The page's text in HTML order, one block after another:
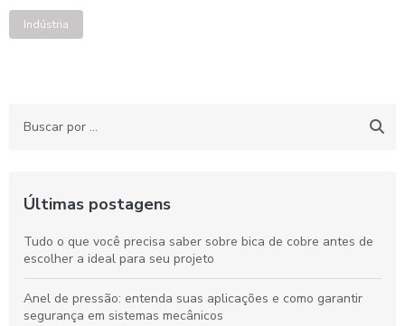
Indústria
Últimas postagens
Tudo o que você precisa saber sobre bica de cobre antes de
escolher a ideal para seu projeto
Anel de pressão: entenda suas aplicações e como garantir
segurança em sistemas mecânicos